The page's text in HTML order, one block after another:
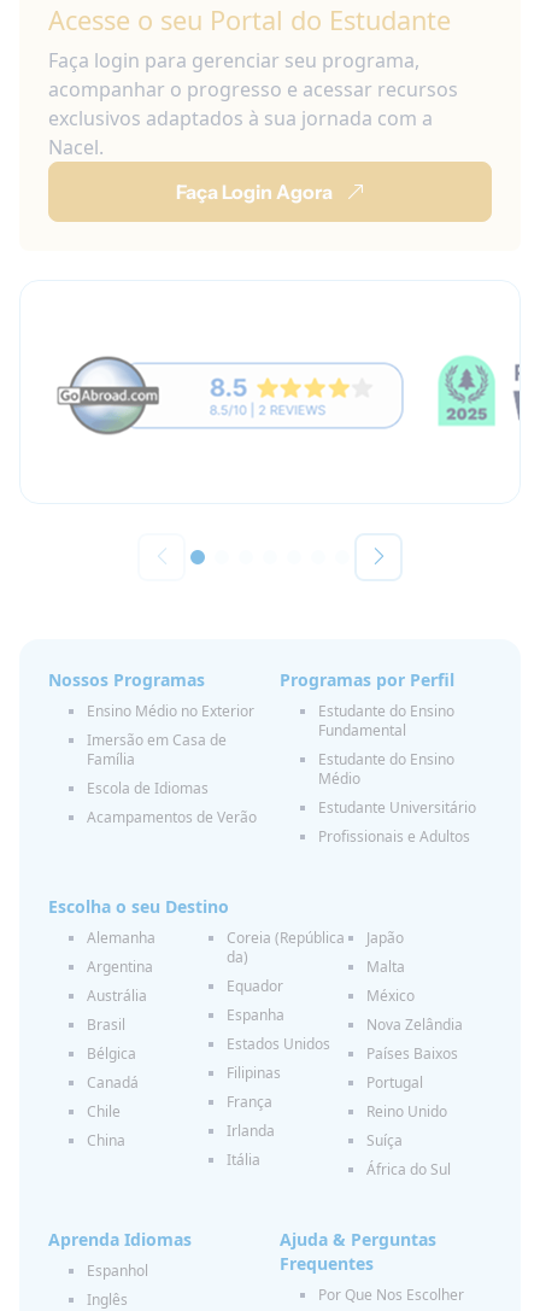
Acesse o seu Portal do Estudante
Faça login para gerenciar seu programa,
acompanhar o progresso e acessar recursos
exclusivos adaptados à sua jornada com a
Nacel.
Faça Login Agora
Nossos Programas
Ensino Médio no Exterior
Imersão em Casa de
Família
Escola de Idiomas
Acampamentos de Verão
Programas por Perfil
Estudante do Ensino
Fundamental
Estudante do Ensino
Médio
Estudante Universitário
Profissionais e Adultos
Escolha o seu Destino
Alemanha
Argentina
Austrália
Brasil
Bélgica
Canadá
Chile
China
Coreia (República
da)
Equador
Espanha
Estados Unidos
Filipinas
França
Irlanda
Itália
Japão
Malta
México
Nova Zelândia
Países Baixos
Portugal
Reino Unido
Suíça
África do Sul
Aprenda Idiomas
Espanhol
Inglês
Ajuda & Perguntas
Frequentes
Por Que Nos Escolher